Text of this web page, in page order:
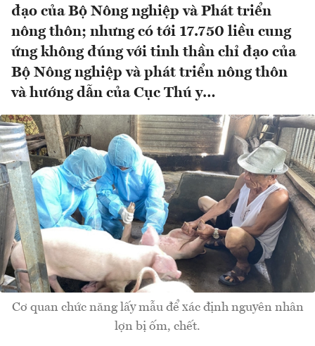
đạo của Bộ Nông nghiệp và Phát triển
nông thôn; nhưng có tới 17.750 liều cung
ứng không đúng với tinh thần chỉ đạo của
Bộ Nông nghiệp và phát triển nông thôn
và hướng dẫn của Cục Thú y…
Cơ quan chức năng lấy mẫu để xác định nguyên nhân
lợn bị ốm, chết.